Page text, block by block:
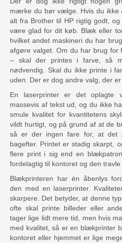
mærke du bør vælge. Hvis du ikke
alt fra Brother til HP rigtig godt,
være glad for dit køb. Blæk eller
hvilket andet maskineri du har
afgøre valget. Om du har brug for
– skal der printes i farve, så
nødvendig. Skal du ikke printe i
uden. Der er dog andre valg, der
En laserprinter er det oplagte
massevis af tekst ud, og du ikke
smule kvalitet for kvantitetens
vildt hurtigt, og på grund af at de
så er der ingen fare for, at det
bagefter. Printet er stadig skarpt,
flere print i sig end en
fordelagtig til kontoret og den
Blækprinteren har én åbenlys
den med en laserprinter.
skarpere. Det betyder, at denne
ofte skal printe billeder eller
tager lige lidt mere tid, men hvis
med kvalitet, så er en blækprinter
kontoret eller hjemmet er lige